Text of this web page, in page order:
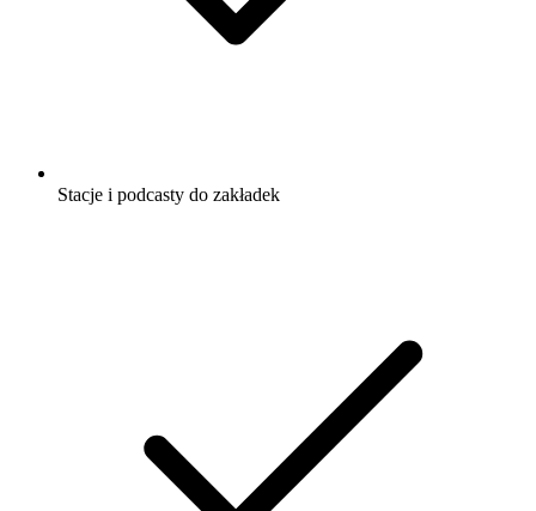
Stacje i podcasty do zakładek